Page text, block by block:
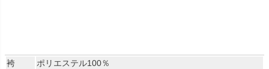
袴 ポリエステル100％